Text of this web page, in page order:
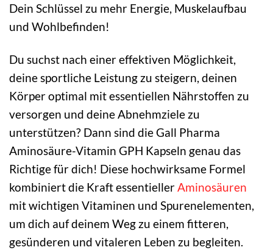
Dein Schlüssel zu mehr Energie, Muskelaufbau
und Wohlbefinden!
Du suchst nach einer effektiven Möglichkeit,
deine sportliche Leistung zu steigern, deinen
Körper optimal mit essentiellen Nährstoffen zu
versorgen und deine Abnehmziele zu
unterstützen? Dann sind die Gall Pharma
Aminosäure-Vitamin GPH Kapseln genau das
Richtige für dich! Diese hochwirksame Formel
kombiniert die Kraft essentiellerAminosäuren
mit wichtigen Vitaminen und Spurenelementen,
um dich auf deinem Weg zu einem fitteren,
gesünderen und vitaleren Leben zu begleiten.